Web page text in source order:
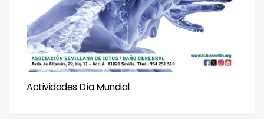
Actividades Día Mundial